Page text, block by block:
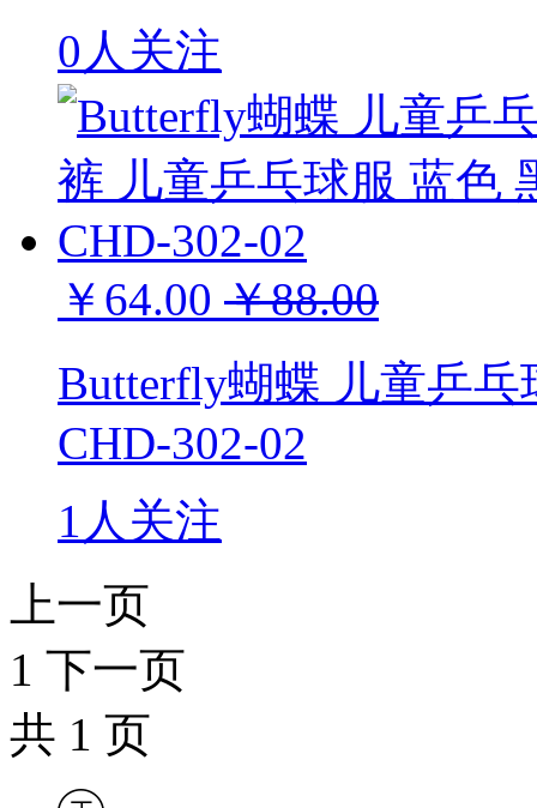
0人关注
￥64.00 ￥88.00
Butterfly蝴蝶 儿童乒
CHD-302-02
1人关注
上一页
1 下一页
共 1 页